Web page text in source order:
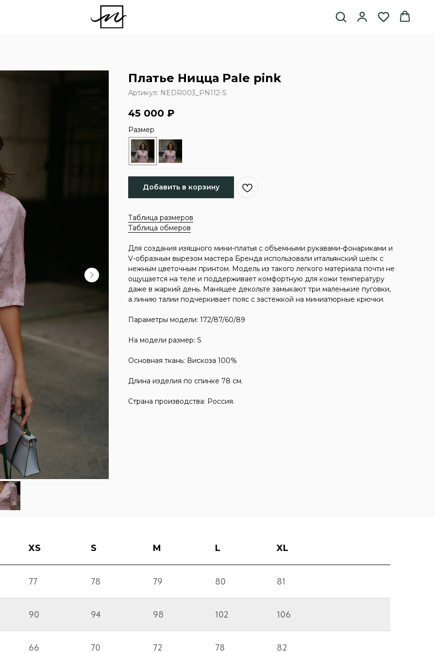
Платье Ницца Pale pink
Артикул: NEDR003_PN112-S
45 000 ₽
Размер
Добавить в корзину
Таблица размеров
Таблица обмеров
Для создания изящного мини-платья с объемными рукавами-фонариками и
V-образным вырезом мастера Бренда использовали итальянский шелк с
нежным цветочным принтом. Модель из такого легкого материала почти не
ощущается на теле и поддерживает комфортную для кожи температуру
даже в жаркий день. Манящее декольте замыкают три маленькие пуговки,
а линию талии подчеркивает пояс с застежкой на миниатюрные крючки.
Параметры модели: 172/87/60/89
На модели размер: S
Основная ткань: Вискоза 100%
Длина изделия по спинке 78 см.
Страна производства: Россия.
XS S M L XL
77 78 79 80 81
90 94 98 102 106
66 70 72 78 82